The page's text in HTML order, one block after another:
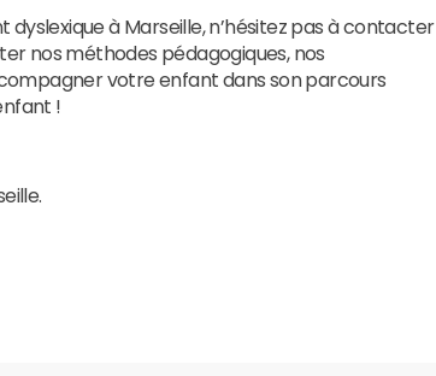
à Marseille, n’hésitez pas à contacter
nos méthodes pédagogiques, nos
votre enfant dans son parcours
!